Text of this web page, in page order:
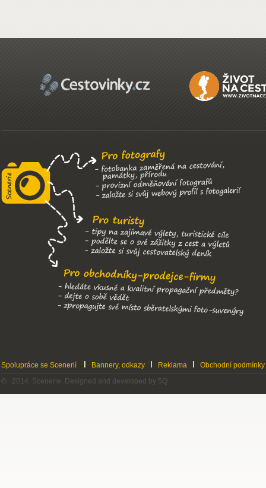
Spolupráce se Scenerií Bannery, odkazy Reklama
Obchodní podmínky
© 2014 Scenerie, Designed and developed by 5Q